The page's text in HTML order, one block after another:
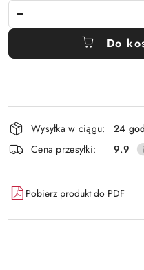
Do
Dostępność
i
dostawa
Wysyłka w ciągu:
24
Cena przesyłki:
9.9
Pobierz produkt do PDF